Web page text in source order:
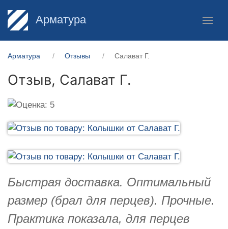
Арматура
Арматура Отзывы Салават Г.
Отзыв, Салават Г.
Быстрая доставка. Оптимальный
размер (брал для перцев). Прочные.
Практика показала, для перцев